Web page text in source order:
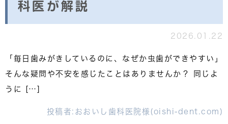
科医が解説
2026.01.22
「毎日歯みがきしているのに、なぜか虫歯ができやすい」
そんな疑問や不安を感じたことはありませんか？ 同じよ
うに […]
投稿者: おおいし歯科医院様(oishi-dent.com)